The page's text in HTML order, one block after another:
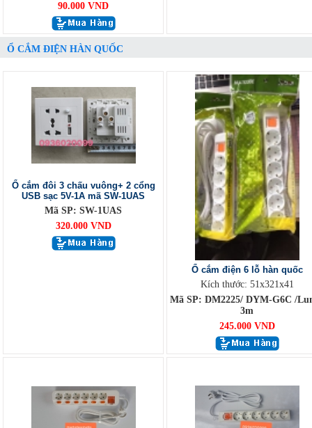
90.000 VND
Ổ CẮM ĐIỆN HÀN QUỐC
Ổ cắm đôi 3 chấu vuông+ 2 cổng
USB sạc 5V-1A mã SW-1UAS
Mã SP: SW-1UAS
320.000 VND
Ổ cắm điện 6 lỗ hàn quốc
Kích thước: 51x321x41
Mã SP: DM2225/ DYM-G6C /
3m
245.000 VND